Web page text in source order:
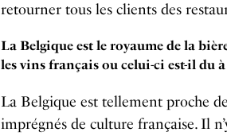
retourner tous les clients des
La Belgique est le royaume de la
les vins français ou celui-ci est-il du à
La Belgique est tellement proche
imprégnés de culture française. Il